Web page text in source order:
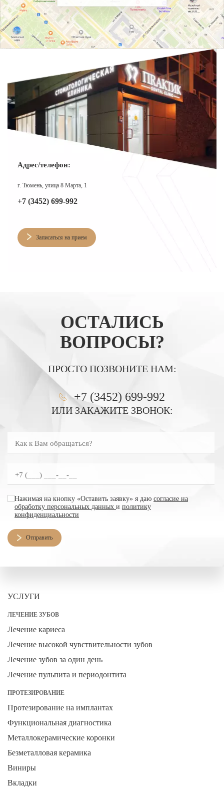
Адрес/телефон:
г. Тюмень, улица 8 Марта, 1
+7 (3452) 699-992
Записаться на прием
ОСТАЛИСЬ
ВОПРОСЫ?
ПРОСТО ПОЗВОНИТЕ НАМ:
+7 (3452) 699-992
ИЛИ ЗАКАЖИТЕ ЗВОНОК:
согласие на обработку персональных данных
Нажимая на кнопку «Оставить заявку» я даю согласие на
обработку персональных данных и политику
конфиденциальности
Отправить
УСЛУГИ
ЛЕЧЕНИЕ ЗУБОВ
Лечение кариеса
Лечение высокой чувствительности зубов
Лечение зубов за один день
Лечение пульпита и периодонтита
ПРОТЕЗИРОВАНИЕ
Протезирование на имплантах
Функциональная диагностика
Металлокерамические коронки
Безметалловая керамика
Виниры
Вкладки